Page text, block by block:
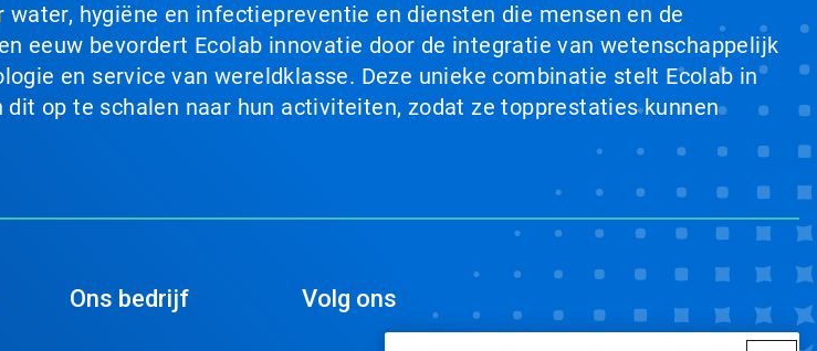
hygiëne en infectiepreventie en diensten die mensen en de
eeuw bevordert Ecolab innovatie door de integratie van wetenschappelijk
en service van wereldklasse. Deze unieke combinatie stelt Ecolab in
op te schalen naar hun activiteiten, zodat ze topprestaties kunnen
Ons bedrijf Volg ons